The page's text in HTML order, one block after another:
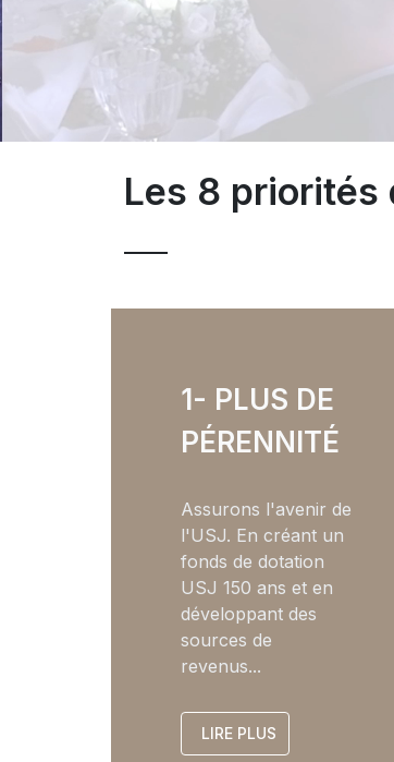
Les 8 priorités
1- PLUS DE
PÉRENNITÉ
Assurons l'avenir de
l'USJ. En créant un
fonds de dotation
USJ 150 ans et en
développant des
sources de
revenus...
LIRE PLUS